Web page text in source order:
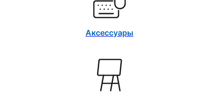
Аксессуары